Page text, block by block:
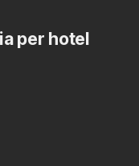
per hotel